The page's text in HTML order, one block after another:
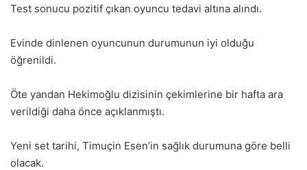
Test sonucu pozitif çıkan oyuncu tedavi altına alındı.
Evinde dinlenen oyuncunun durumunun iyi olduğu
öğrenildi.
Öte yandan Hekimoğlu dizisinin çekimlerine bir hafta ara
verildiği daha önce açıklanmıştı.
Yeni set tarihi, Timuçin Esen’in sağlık durumuna göre belli
olacak.